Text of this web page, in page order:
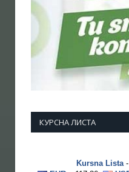
КУРСНА ЛИСТА